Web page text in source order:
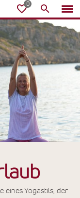
eines Yogastils, der